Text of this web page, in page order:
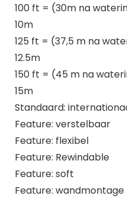
100 ft = (30m na
10m
125 ft = (37,5 m na
12.5m
150 ft = (45 m na
15m
Standaard:
Feature: verstelbaar
Feature: flexibel
Feature: Rewindable
Feature: soft
Feature: wandmontage